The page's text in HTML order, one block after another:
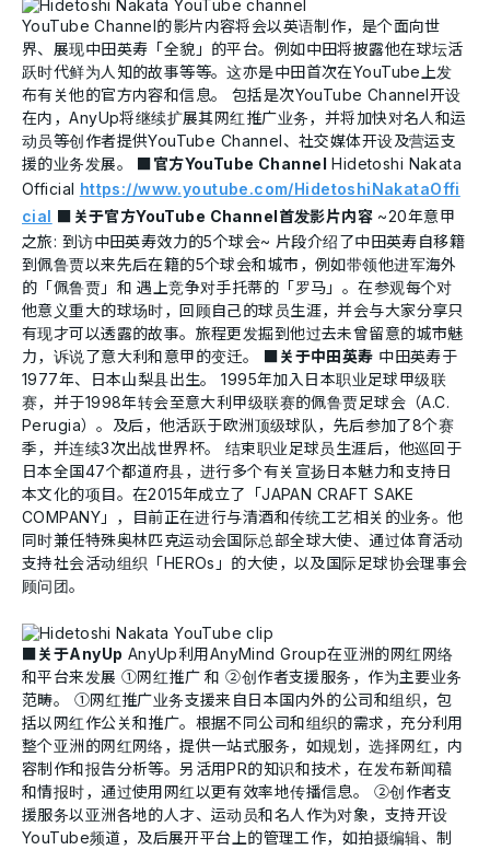
YouTube Channel的影片内容将会以英语制作，是个面向世
界、展现中田英寿「全貌」的平台。例如中田将披露他在球坛活
跃时代鲜为人知的故事等等。这亦是中田首次在YouTube上发
布有关他的官方内容和信息。 包括是次YouTube Channel开设
在内，AnyUp将继续扩展其网红推广业务，并将加快对名人和运
动员等创作者提供YouTube Channel、社交媒体开设及营运支
援的业务发展。 ■官方YouTube Channel Hidetoshi Nakata
Official https://www.youtube.com/HidetoshiNakataOffi
cial ■关于官方YouTube Channel首发影片内容 ~20年意甲
之旅: 到访中田英寿效力的5个球会~ 片段介绍了中田英寿自移籍
到佩鲁贾以来先后在籍的5个球会和城市，例如带领他进军海外
的「佩鲁贾」和 遇上竞争对手托蒂的「罗马」。在参观每个对
他意义重大的球场时，回顾自己的球员生涯，并会与大家分享只
有现才可以透露的故事。旅程更发掘到他过去未曾留意的城市魅
力，诉说了意大利和意甲的变迁。 ■关于中田英寿 中田英寿于
1977年、日本山梨县出生。 1995年加入日本职业足球甲级联
赛，并于1998年转会至意大利甲级联赛的佩鲁贾足球会（A.C.
Perugia）。及后，他活跃于欧洲顶级球队，先后参加了8个赛
季，并连续3次出战世界杯。 结束职业足球员生涯后，他巡回于
日本全国47个都道府县，进行多个有关宣扬日本魅力和支持日
本文化的项目。在2015年成立了「JAPAN CRAFT SAKE
COMPANY」，目前正在进行与清酒和传统工艺相关的业务。他
同时兼任特殊奥林匹克运动会国际总部全球大使、通过体育活动
支持社会活动组织「HEROs」的大使，以及国际足球协会理事会
顾问团。
■关于AnyUp AnyUp利用AnyMind Group在亚洲的网红网络
和平台来发展 ①网红推广 和 ②创作者支援服务，作为主要业务
范畴。 ①网红推广业务支援来自日本国内外的公司和组织，包
括以网红作公关和推广。根据不同公司和组织的需求，充分利用
整个亚洲的网红网络，提供一站式服务，如规划，选择网红，内
容制作和报告分析等。另活用PR的知识和技术，在发布新闻稿
和情报时，通过使用网红以更有效率地传播信息。 ②创作者支
援服务以亚洲各地的人才、运动员和名人作为对象，支持开设
YouTube频道，及后展开平台上的管理工作，如拍摄编辑、制